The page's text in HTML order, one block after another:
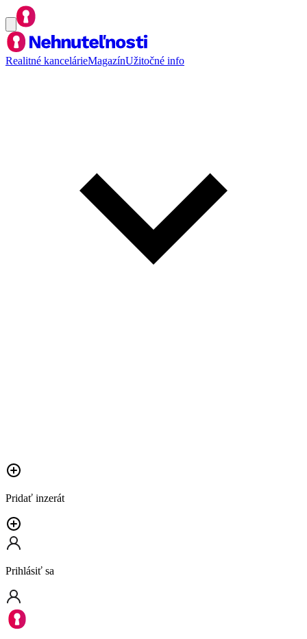
Realitné kancelárieMagazínUžitočné info
Pridať inzerát
Prihlásiť sa